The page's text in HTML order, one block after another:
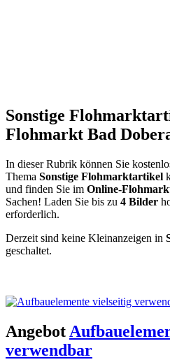
Sonstige
Flohmarkt Bad
In dieser Rubrik können Sie
Thema Sonstige Flohmarktartikel
und finden Sie im Online-
Sachen! Laden Sie bis zu 4 Bilder
erforderlich.
Derzeit sind keine Kleinanzeigen in
geschaltet.
Angebot
verwendbar